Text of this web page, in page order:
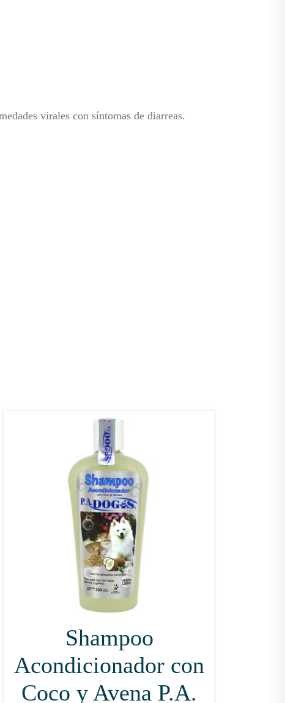
virales con síntomas de diarreas.
Shampoo
Acondicionador con
Coco y Avena P.A.